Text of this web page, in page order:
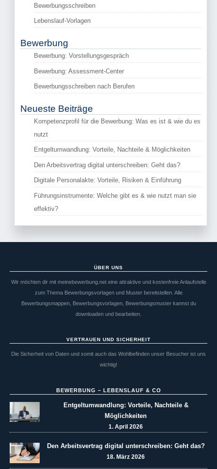
Bewerbungsschreiben
Lebenslauf-Vorlagen
Bewerbung
Bewerbung: Vorstellungsgespräch
Bewerbung: Assessment-Center
Bewerbungsschreiben nach Berufen
Neueste Beiträge
Kompetenzprofil für die Bewerbung: Was es ist & wie du es
nutzt
Entgeltumwandlung: Vorteile, Nachteile & Möglichkeiten
Den Arbeitsvertrag digital unterschreiben: Geht das?
Digitale Personalakte: Vorteile, Risiken & Einführung
Führungsinstrumente: Welche gibt es & wie nutzt man sie
effektiv?
ÜBER UNS
Wir möchten dir mit meinebewerbung.net eine attraktive und kostenfreie Anlaufstelle
zum Thema Bewerbungsvorlagen und Muster bereitstellen. Alle
Bewerbungsmappen, Bewerbungsvorlagen, Bewerbungsmuster kannst du
downloaden und bearbeiten.
VERTRAUEN UND SICHERHEIT
Die Sicherheit von Daten und somit auch das Wohlbefinden unser Besucher ist uns
wichtig!
BEWERBUNG – LEBENSLAUF & CO
Entgeltumwandlung: Vorteile, Nachteile &
Möglichkeiten
1. April 2026
Den Arbeitsvertrag digital unterschreiben: Geht das?
18. März 2026